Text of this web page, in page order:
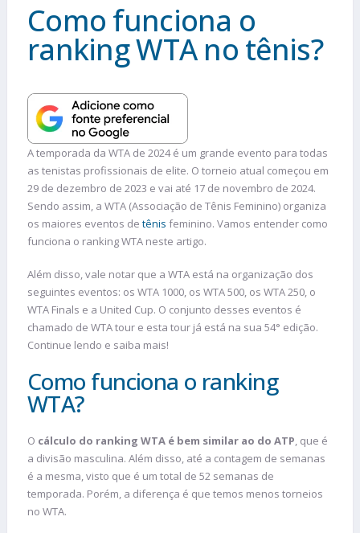
Como funciona o
ranking WTA no tênis?
A temporada da WTA de 2024 é um grande evento para todas
as tenistas profissionais de elite. O torneio atual começou em
29 de dezembro de 2023 e vai até 17 de novembro de 2024.
Sendo assim, a WTA (Associação de Tênis Feminino) organiza
os maiores eventos de tênis feminino. Vamos entender como
funciona o ranking WTA neste artigo.
Além disso, vale notar que a WTA está na organização dos
seguintes eventos: os WTA 1000, os WTA 500, os WTA 250, o
WTA Finals e a United Cup. O conjunto desses eventos é
chamado de WTA tour e esta tour já está na sua 54° edição.
Continue lendo e saiba mais!
Como funciona o ranking
WTA?
O cálculo do ranking WTA é bem similar ao do ATP, que é
a divisão masculina. Além disso, até a contagem de semanas
é a mesma, visto que é um total de 52 semanas de
temporada. Porém, a diferença é que temos menos torneios
no WTA.